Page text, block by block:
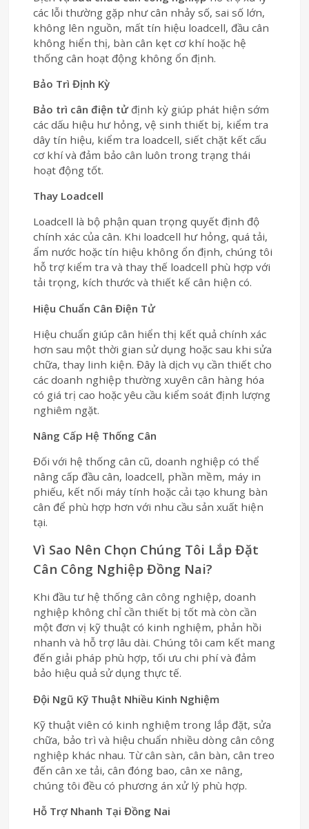
các lỗi thường gặp như cân nhảy số, sai số lớn,
không lên nguồn, mất tín hiệu loadcell, đầu cân
không hiển thị, bàn cân kẹt cơ khí hoặc hệ
thống cân hoạt động không ổn định.
Bảo Trì Định Kỳ
Bảo trì cân điện tửđịnh kỳ giúp phát hiện sớm
các dấu hiệu hư hỏng, vệ sinh thiết bị, kiểm tra
dây tín hiệu, kiểm tra loadcell, siết chặt kết cấu
cơ khí và đảm bảo cân luôn trong trạng thái
hoạt động tốt.
Thay Loadcell
Loadcell là bộ phận quan trọng quyết định độ
chính xác của cân. Khi loadcell hư hỏng, quá tải,
ẩm nước hoặc tín hiệu không ổn định, chúng tôi
hỗ trợ kiểm tra và thay thế loadcell phù hợp với
tải trọng, kích thước và thiết kế cân hiện có.
Hiệu Chuẩn Cân Điện Tử
Hiệu chuẩn giúp cân hiển thị kết quả chính xác
hơn sau một thời gian sử dụng hoặc sau khi sửa
chữa, thay linh kiện. Đây là dịch vụ cần thiết cho
các doanh nghiệp thường xuyên cân hàng hóa
có giá trị cao hoặc yêu cầu kiểm soát định lượng
nghiêm ngặt.
Nâng Cấp Hệ Thống Cân
Đối với hệ thống cân cũ, doanh nghiệp có thể
nâng cấp đầu cân, loadcell, phần mềm, máy in
phiếu, kết nối máy tính hoặc cải tạo khung bàn
cân để phù hợp hơn với nhu cầu sản xuất hiện
tại.
Vì Sao Nên Chọn Chúng Tôi Lắp Đặt
Cân Công Nghiệp Đồng Nai?
Khi đầu tư hệ thống cân công nghiệp, doanh
nghiệp không chỉ cần thiết bị tốt mà còn cần
một đơn vị kỹ thuật có kinh nghiệm, phản hồi
nhanh và hỗ trợ lâu dài. Chúng tôi cam kết mang
đến giải pháp phù hợp, tối ưu chi phí và đảm
bảo hiệu quả sử dụng thực tế.
Đội Ngũ Kỹ Thuật Nhiều Kinh Nghiệm
Kỹ thuật viên có kinh nghiệm trong lắp đặt, sửa
chữa, bảo trì và hiệu chuẩn nhiều dòng cân công
nghiệp khác nhau. Từ cân sàn, cân bàn, cân treo
đến cân xe tải, cân đóng bao, cân xe nâng,
chúng tôi đều có phương án xử lý phù hợp.
Hỗ Trợ Nhanh Tại Đồng Nai